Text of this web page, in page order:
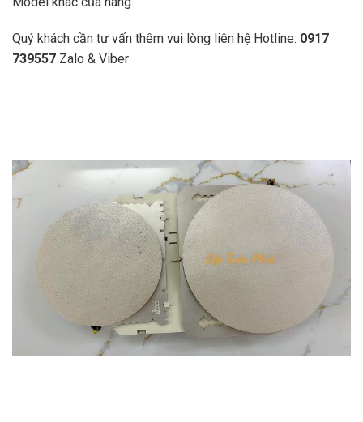
Quý khách cần tư vấn thêm vui lòng liên hệ Hotline: 0917
739557 Zalo & Viber